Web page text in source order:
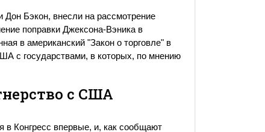
Дон Бэкон, внесли на рассмотрение
поправки Джексона-Вэника в
в американский "Закон о торговле" в
с государствами, в которых, по мнению
с США
в Конгресс впервые, и, как сообщают